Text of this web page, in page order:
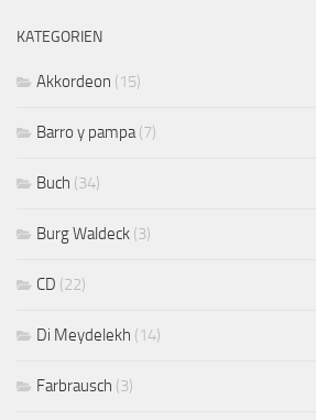
KATEGORIEN
Akkordeon (15)
Barro y pampa(7)
Buch (34)
Burg Waldeck (3)
CD (22)
Di Meydelekh (14)
Farbrausch (3)